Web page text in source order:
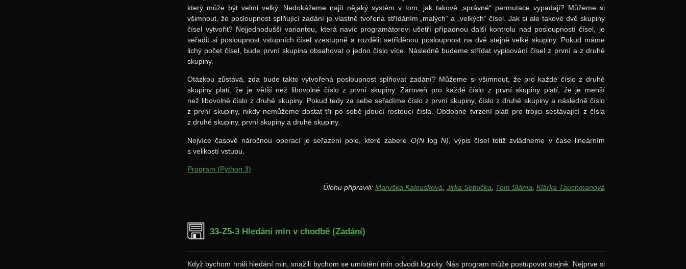
který může být velmi velký. Nedokážeme najít nějaký systém v tom, jak takové „správné“ permutace vypadají? Můžeme si
všimnout, že posloupnost splňující zadání je vlastně tvořena střídáním „malých“ a „velkých“ čísel. Jak si ale takové dvě skupiny
čísel vytvořit? Nejjednodušší variantou, která navíc programátorovi ušetří případnou další kontrolu nad posloupností čísel, je
seřadit si posloupnost vstupních čísel vzestupně a rozdělit setříděnou posloupnost na dvě stejně velké skupiny. Pokud máme
lichý počet čísel, bude první skupina obsahovat o jedno číslo více. Následně budeme střídat vypisování čísel z první a z druhé
skupiny.
Otázkou zůstává, zda bude takto vytvořená posloupnost splňovat zadání? Můžeme si všimnout, že pro každé číslo z druhé
skupiny platí, že je větší než libovolné číslo z první skupiny. Zároveň pro každé číslo z první skupiny platí, že je menší
než libovolné číslo z druhé skupiny. Pokud tedy za sebe seřadíme číslo z první skupiny, číslo z druhé skupiny a následně číslo
z první skupiny, nikdy nemůžeme dostat tři po sobě jdoucí rostoucí čísla. Obdobné tvrzení platí pro trojici sestávající z čísla
z druhé skupiny, první skupiny a druhé skupiny.
Nejvíce časově náročnou operací je seřazení pole, které zabere O(N log N) , výpis čísel totiž zvládneme v čase lineárním
s velikostí vstupu.
Program (Python 3)
Úlohu připravili: Maruška Kalousková Jirka Setnička Tom Sláma Klárka Tauchmanová
33-Z5-3 Hledání min v chodbě (Zadání)
Když bychom hráli hledání min, snažili bychom se umístění min odvodit logicky. Nás program může postupovat stejně. Nejprve si